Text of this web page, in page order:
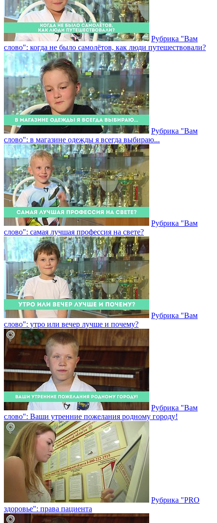
Рубрика "Вам
слово": когда не было самолётов, как люди путешествовали?
Рубрика "Вам
слово": в магазине одежды я всегда выбираю...
Рубрика "Вам
слово": самая лучшая профессия на свете?
Рубрика "Вам
слово": утро или вечер лучше и почему?
Рубрика "Вам
слово": Ваши утренние пожелания родному городу!
Рубрика "PRO
здоровье": права пациента